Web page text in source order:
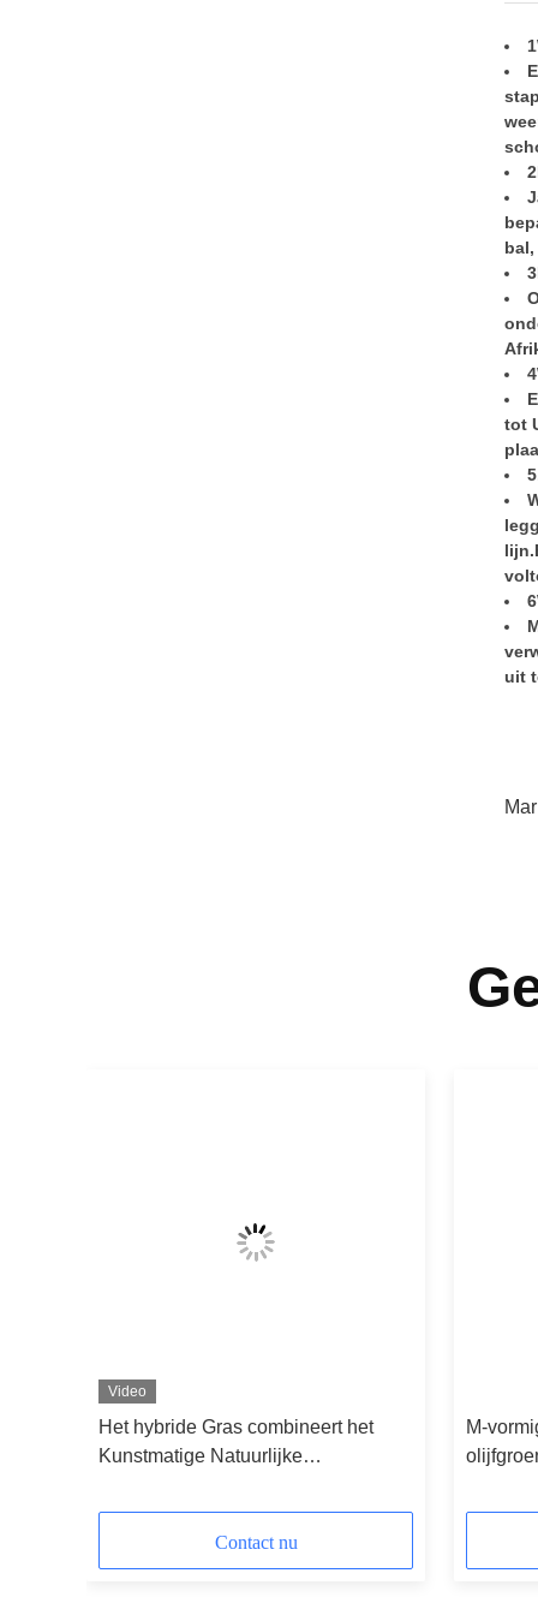
tot
uit
Video
Het hybride Gras combineert het
Kunstmatige Natuurlijke
Voetbalhoogten M Shape
Contact nu
M-